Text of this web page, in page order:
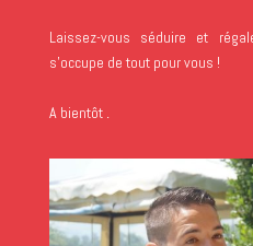
Laissez-vous séduire et
s’occupe de tout pour vous !
A bientôt